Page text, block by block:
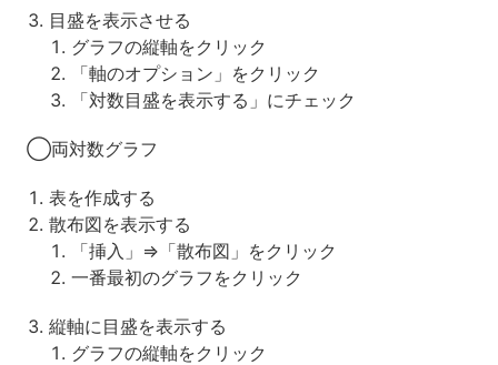
目盛を表示させる
グラフの縦軸をクリック
「軸のオプション」をクリック
「対数目盛を表示する」にチェック
◯両対数グラフ
表を作成する
散布図を表示する
「挿入」⇒「散布図」をクリック
一番最初のグラフをクリック
縦軸に目盛を表示する
グラフの縦軸をクリック